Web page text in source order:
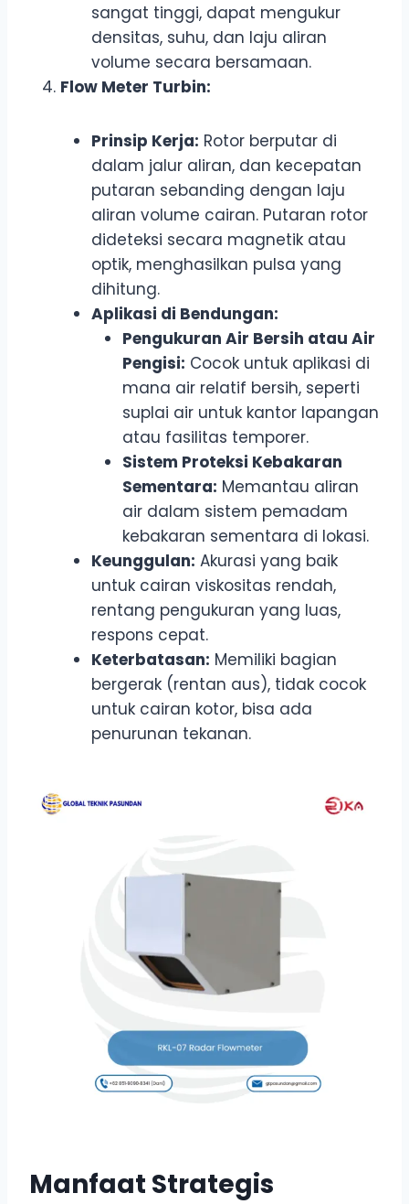
sangat tinggi, dapat mengukur
densitas, suhu, dan laju aliran
volume secara bersamaan.
Flow Meter Turbin:
Prinsip Kerja: Rotor berputar di
dalam jalur aliran, dan kecepatan
putaran sebanding dengan laju
aliran volume cairan. Putaran rotor
dideteksi secara magnetik atau
optik, menghasilkan pulsa yang
dihitung.
Aplikasi di Bendungan:
Pengukuran Air Bersih atau Air
Pengisi: Cocok untuk aplikasi di
mana air relatif bersih, seperti
suplai air untuk kantor lapangan
atau fasilitas temporer.
Sistem Proteksi Kebakaran
Sementara: Memantau aliran
air dalam sistem pemadam
kebakaran sementara di lokasi.
Keunggulan: Akurasi yang baik
untuk cairan viskositas rendah,
rentang pengukuran yang luas,
respons cepat.
Keterbatasan: Memiliki bagian
bergerak (rentan aus), tidak cocok
untuk cairan kotor, bisa ada
penurunan tekanan.
Manfaat Strategis